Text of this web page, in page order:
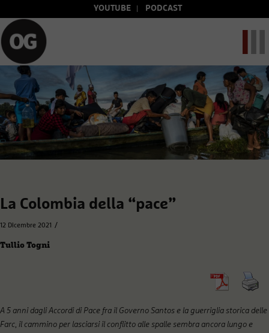
YOUTUBE PODCAST
La Colombia della “pace”
12 Dicembre 2021 /
Tullio Togni
A 5 anni dagli Accordi di Pace fra il Governo Santos e la guerriglia storica delle
Farc, il cammino per lasciarsi il conflitto alle spalle sembra ancora lungo e